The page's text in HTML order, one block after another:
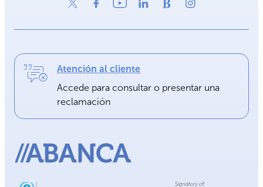
Atención al cliente
Accede para consultar o presentar una
reclamación